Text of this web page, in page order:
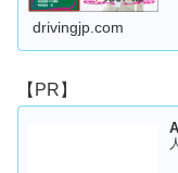
drivingjp.com
【PR】